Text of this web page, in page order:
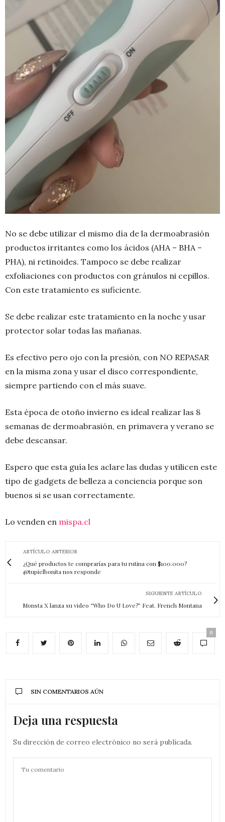
No se debe utilizar el mismo día de la dermoabrasión
productos irritantes como los ácidos (AHA – BHA –
PHA), ni retinoides. Tampoco se debe realizar
exfoliaciones con productos con gránulos ni cepillos.
Con este tratamiento es suficiente.
Se debe realizar este tratamiento en la noche y usar
protector solar todas las mañanas.
Es efectivo pero ojo con la presión, con NO REPASAR
en la misma zona y usar el disco correspondiente,
siempre partiendo con el más suave.
Esta época de otoño invierno es ideal realizar las 8
semanas de dermoabrasión, en primavera y verano se
debe descansar.
Espero que esta guía les aclare las dudas y utilicen este
tipo de gadgets de belleza a conciencia porque son
buenos si se usan correctamente.
Lo venden en mispa.cl
ARTÍCULO ANTERIOR
¿Qué productos te comprarías para tu rutina con $100.000?
@tupielbonita nos responde
SIGUIENTE ARTÍCULO
Monsta X lanza su video “Who Do U Love?” Feat. French Montana
0
SIN COMENTARIOS AÚN
Deja una respuesta
Su dirección de correo electrónico no será publicada.